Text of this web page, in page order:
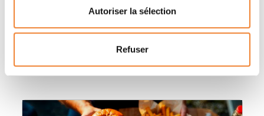
Autoriser la sélection
Refuser
Autres annonces qui pourraient vous